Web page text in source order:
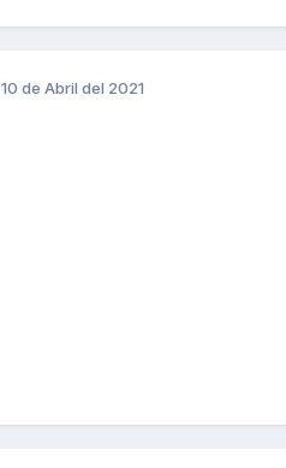
10 de Abril del 2021